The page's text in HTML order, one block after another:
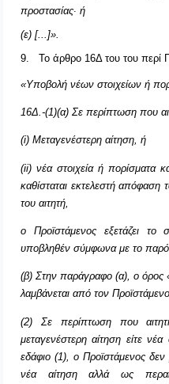
προστασίας∙ ή
(ε) [...]».
9.
Το άρθρο 16Δ του του περί
«Υποβολή νέων στοιχείων ή
16Δ.-(1)(α) Σε περίπτωση που
(i) Μεταγενέστερη αίτηση, ή
(ii) νέα στοιχεία ή πορίσματα
καθίσταται εκτελεστή απόφαση
του αιτητή,
ο Προϊστάμενος εξετάζει το
υποβληθέν σύμφωνα με το
(β) Στην παράγραφο (α), ο όρος
λαμβάνεται από τον
(2) Σε περίπτωση που
μεταγενέστερη αίτηση είτε
εδάφιο (1), ο Προϊστάμενος δεν
νέα αίτηση αλλά ως